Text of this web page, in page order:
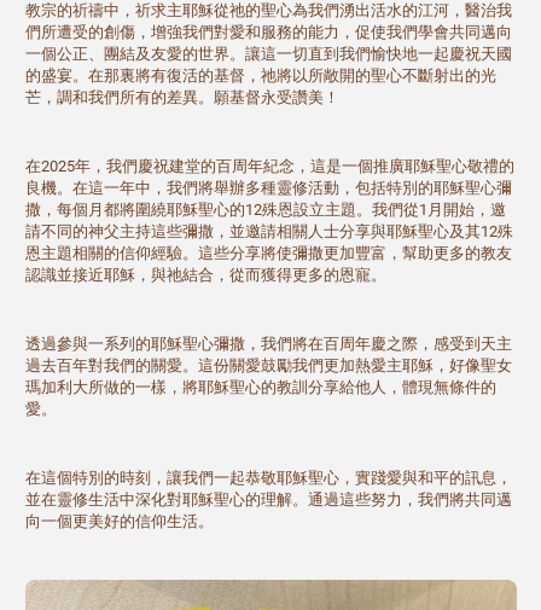
教宗的祈禱中，祈求主耶穌從祂的聖心為我們湧出活水的江河，醫治我
們所遭受的創傷，增強我們對愛和服務的能力，促使我們學會共同邁向
一個公正、團結及友愛的世界。讓這一切直到我們愉快地一起慶祝天國
的盛宴。在那裏將有復活的基督，祂將以所敞開的聖心不斷射出的光
芒，調和我們所有的差異。願基督永受讚美！
在2025年，我們慶祝建堂的百周年紀念，這是一個推廣耶穌聖心敬禮的
良機。在這一年中，我們將舉辦多種靈修活動，包括特別的耶穌聖心彌
撒，每個月都將圍繞耶穌聖心的12殊恩設立主題。我們從1月開始，邀
請不同的神父主持這些彌撒，並邀請相關人士分享與耶穌聖心及其12殊
恩主題相關的信仰經驗。這些分享將使彌撒更加豐富，幫助更多的教友
認識並接近耶穌，與祂結合，從而獲得更多的恩寵。
透過參與一系列的耶穌聖心彌撒，我們將在百周年慶之際，感受到天主
過去百年對我們的關愛。這份關愛鼓勵我們更加熱愛主耶穌，好像聖女
瑪加利大所做的一樣，將耶穌聖心的教訓分享給他人，體現無條件的
愛。
在這個特別的時刻，讓我們一起恭敬耶穌聖心，實踐愛與和平的訊息，
並在靈修生活中深化對耶穌聖心的理解。通過這些努力，我們將共同邁
向一個更美好的信仰生活。